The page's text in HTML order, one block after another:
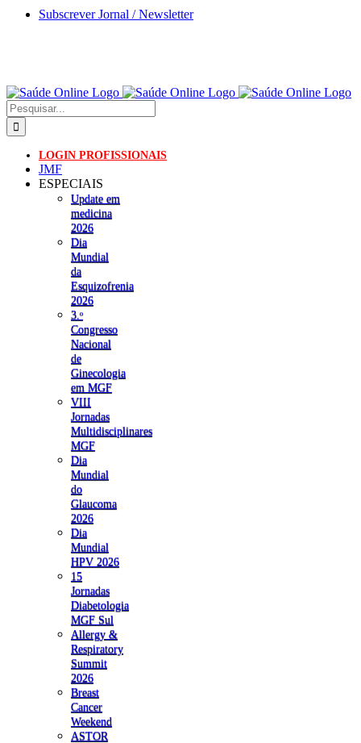
Skip
Subscrever Jornal / Newsletter
Pesquisar
LOGIN PROFISSIONAIS
JMF
ESPECIAIS
Update em
medicina
2026
Dia
Mundial
da
Esquizofrenia
2026
3.ᵒ
Congresso
Nacional
de
Ginecologia
em MGF
VIII
Jornadas
Multidisciplinares
MGF
Dia
Mundial
do
Glaucoma
2026
Dia
Mundial
HPV 2026
15
Jornadas
Diabetologia
MGF Sul
Allergy &
Respiratory
Summit
2026
Breast
Cancer
Weekend
ASTOR